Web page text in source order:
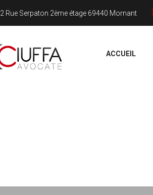
2 Rue Serpaton 2ème étage 69440 Mornant
ACCUEIL